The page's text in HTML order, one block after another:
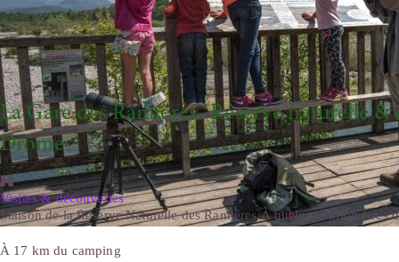
La Gare des Ramières- Réserve naturelle &
Drôme
Visites & découvertes
Maison de la Réserve Naturelle des Ramières À quelques kilomètres
À 17 km du camping